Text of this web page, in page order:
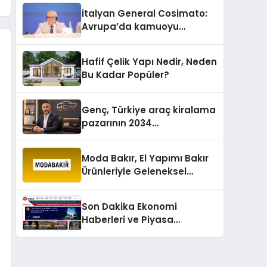
İtalyan General Cosimato:
Avrupa’da kamuoyu
Hafif Çelik Yapı Nedir, Neden
Bu Kadar Popüler?
Genç, Türkiye araç kiralama
pazarının 2034
Moda Bakır, El Yapımı Bakır
Ürünleriyle Geleneksel
Son Dakika Ekonomi
Haberleri ve Piyasa